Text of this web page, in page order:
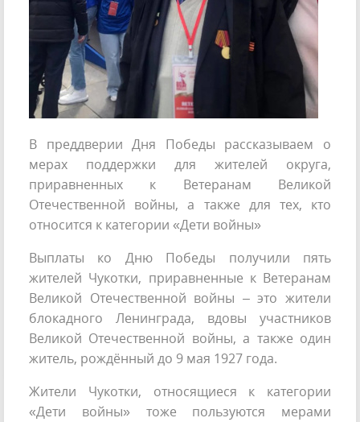
В преддверии Дня Победы рассказываем о
мерах поддержки для жителей округа,
приравненных к Ветеранам Великой
Отечественной войны, а также для тех, кто
относится к категории «Дети войны»
Выплаты ко Дню Победы получили пять
жителей Чукотки, приравненные к Ветеранам
Великой Отечественной войны – это жители
блокадного Ленинграда, вдовы участников
Великой Отечественной войны, а также один
житель, рождённый до 9 мая 1927 года.
Жители Чукотки, относящиеся к категории
«Дети войны» тоже пользуются мерами